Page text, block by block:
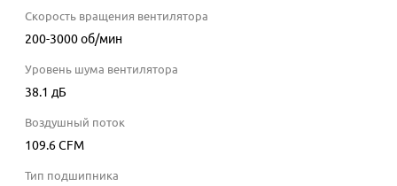
Скорость вращения вентилятора
200-3000об/мин
Уровень шума вентилятора
38.1 дБ
Воздушный поток
109.6CFM
Тип подшипника